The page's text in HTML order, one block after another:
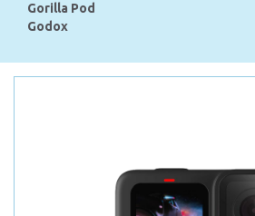
Gorilla Pod
Godox